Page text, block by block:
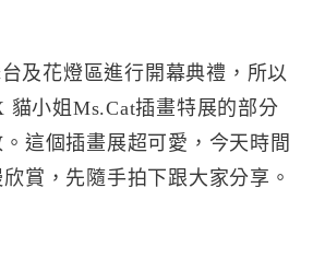
及花燈區進行開幕典禮，所以
貓小姐Ms.Cat插畫特展的部分
這個插畫展超可愛，今天時間
賞，先隨手拍下跟大家分享。